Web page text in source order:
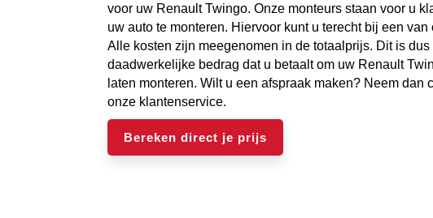
voor uw Renault Twingo. Onze monteurs staan voor u
uw auto te monteren. Hiervoor kunt u terecht bij een
Alle kosten zijn meegenomen in de totaalprijs. Dit is dus
daadwerkelijke bedrag dat u betaalt om uw Renault
laten monteren. Wilt u een afspraak maken? Neem dan
onze klantenservice.
Bereken direct je prijs